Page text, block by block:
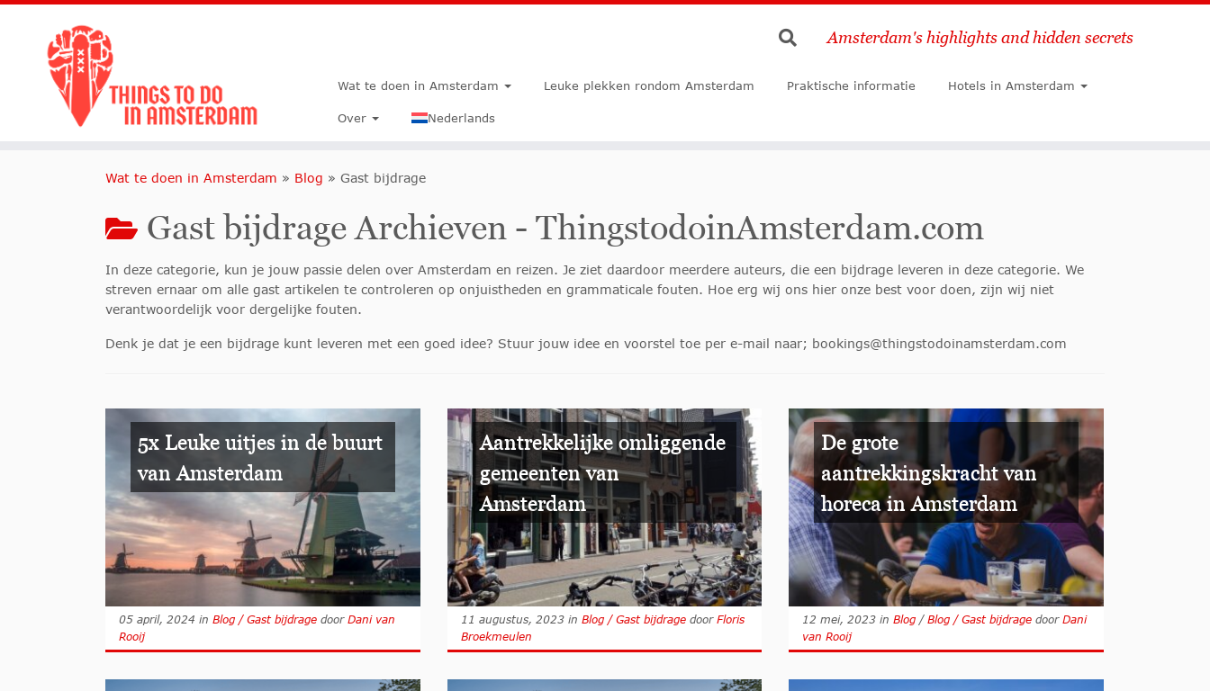
Zoeken
Amsterdam's highlights and hidden secrets
Wat te doen in Amsterdam Leuke plekken rondom Amsterdam Praktische informatie Hotels in Amsterdam
Over Nederlands
Wat te doen in Amsterdam » Blog » Gast bijdrage
Gast bijdrage Archieven - ThingstodoinAmsterdam.com
In deze categorie, kun je jouw passie delen over Amsterdam en reizen. Je ziet daardoor meerdere auteurs, die een bijdrage leveren in deze categorie. We
streven ernaar om alle gast artikelen te controleren op onjuistheden en grammaticale fouten. Hoe erg wij ons hier onze best voor doen, zijn wij niet
verantwoordelijk voor dergelijke fouten.
Denk je dat je een bijdrage kunt leveren met een goed idee? Stuur jouw idee en voorstel toe per e-mail naar; bookings@thingstodoinamsterdam.com
5x Leuke uitjes in de buurt
van Amsterdam
05 april, 2024 in Blog / Gast bijdrage door Dani van
Rooij
Aantrekkelijke omliggende
gemeenten van
Amsterdam
11 augustus, 2023 in Blog / Gast bijdragedoor Floris
Broekmeulen
De grote
aantrekkingskracht van
horeca in Amsterdam
12 mei, 2023 in Blog /Blog / Gast bijdrage doorDani
van Rooij